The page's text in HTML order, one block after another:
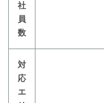
社
員
数
対
応
エ